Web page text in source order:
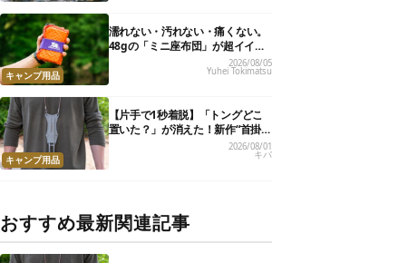
キャンプ用品
濡れない・汚れない・痛くない。
48gの「ミニ座布団」が超イイ具
合
2026/08/05
Yuhei Tokimatsu
キャンプ用品
【片手で1秒着脱】「トングどこ
置いた？」が消えた！新作“首掛
けトング”、男心くすぐるギミッ
2026/08/01
キバ
おすすめ最新関連記事